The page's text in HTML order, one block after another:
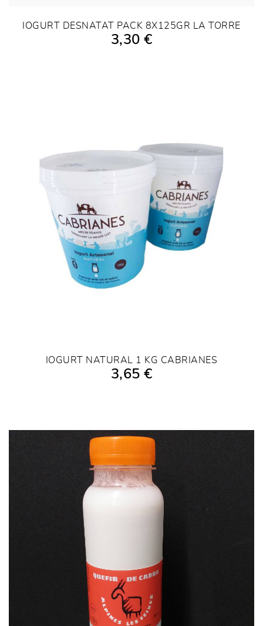
AÑADIR A LA COMPRA
IOGURT DESNATAT PACK 8X125GR LA TORRE
3,30 €
AÑADIR A LA COMPRA
IOGURT NATURAL 1 KG CABRIANES
3,65 €